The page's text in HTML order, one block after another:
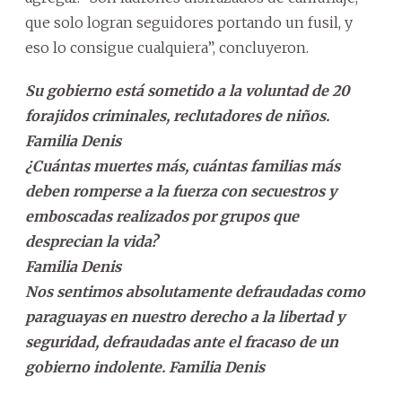
que solo logran seguidores portando un fusil, y
eso lo consigue cualquiera”, concluyeron.
Su gobierno está sometido a la voluntad de 20
forajidos criminales, reclutadores de niños.
Familia Denis
¿Cuántas muertes más, cuántas familias más
deben romperse a la fuerza con secuestros y
emboscadas realizados por grupos que
desprecian la vida?
Familia Denis
Nos sentimos absolutamente defraudadas como
paraguayas en nuestro derecho a la libertad y
seguridad, defraudadas ante el fracaso de un
gobierno indolente. Familia Denis